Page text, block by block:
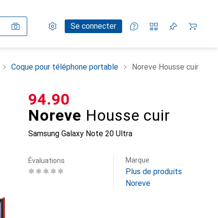
Paramètres
Compte clientSe connecter
Listes de comparaison
Listes d'envies
Panier
Coque pour téléphone portable Noreve Housse cuir
Noreve Housse cuir
Samsung Galaxy Note 20 Ultra
CHF
94.90
Évaluations Marque
Plus de produits
Noreve